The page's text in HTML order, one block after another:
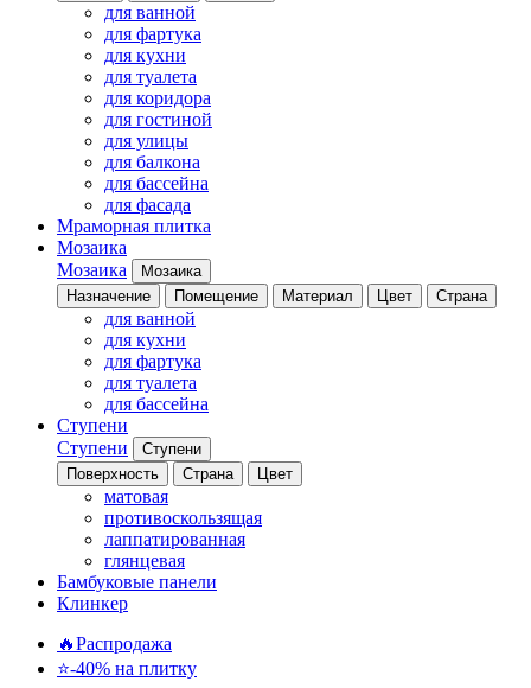
для ванной
для фартука
для кухни
для туалета
для коридора
для гостиной
для улицы
для балкона
для бассейна
для фасада
Мраморная плитка
Мозаика
Мозаика
Мозаика
Назначение
Помещение Материал Цвет Страна
для ванной
для кухни
для фартука
для туалета
для бассейна
Ступени
Ступени
Ступени
Поверхность
Страна Цвет
матовая
противоскользящая
лаппатированная
глянцевая
Бамбуковые панели
Клинкер
🔥Распродажа
⭐-40% на плитку